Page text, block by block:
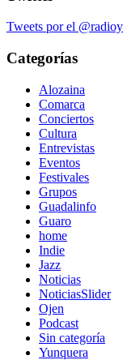
Tweets por el
Categorías
Alozaina
Comarca
Conciertos
Cultura
Entrevistas
Eventos
Festivales
Grupos
Guadalinfo
Guaro
home
Indie
Jazz
Noticias
NoticiasSlider
Ojen
Podcast
Sin categoría
Yunquera